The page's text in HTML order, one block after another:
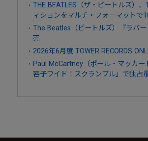
THE BEATLES（ザ・ビートルズ）
ィションをマルチ・フォーマットで
The Beatles（ビートルズ）『ラバ
売
2026年6月度 TOWER RECORDS
Paul McCartney（ポール・マッカ
容子ワイド！スクランブル」で独占